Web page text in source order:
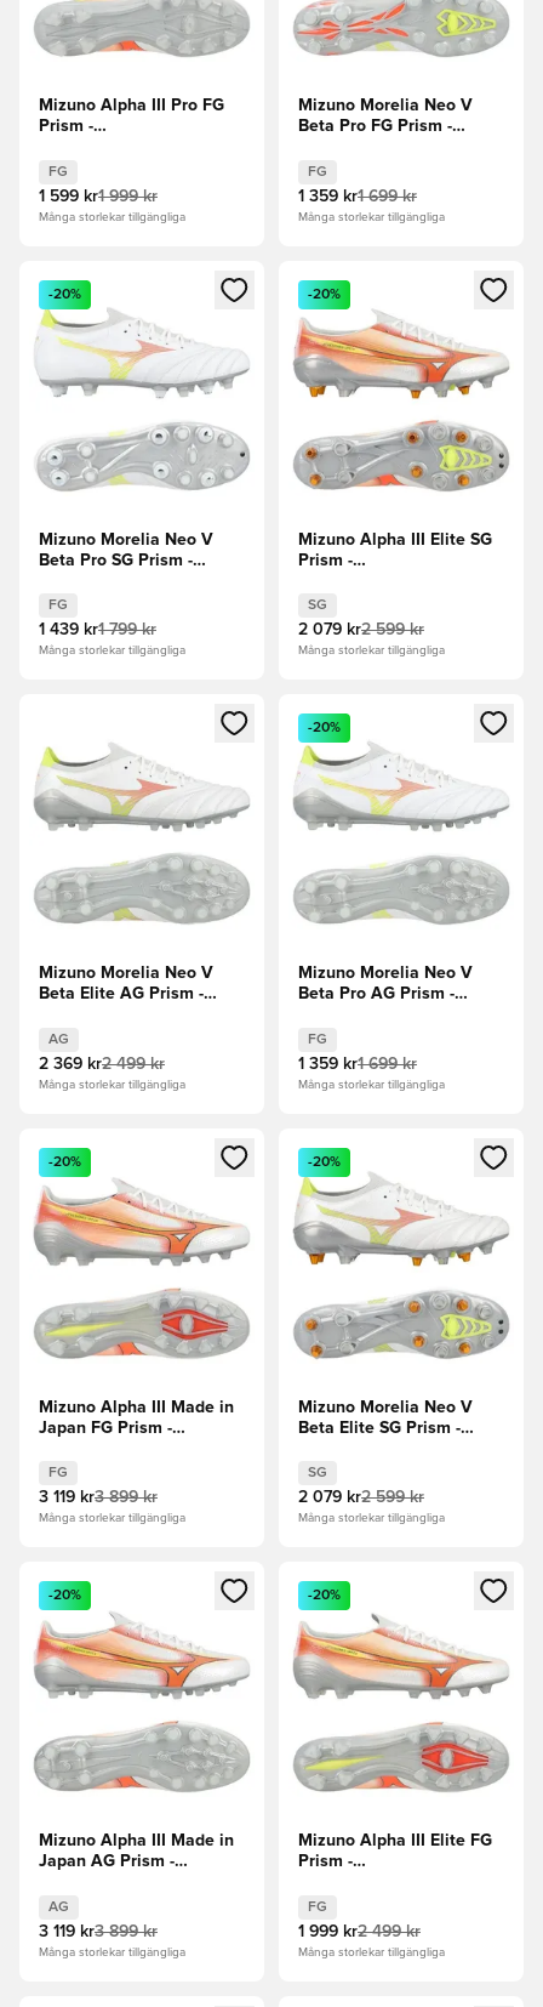
Mizuno Alpha III Pro FG
Prism -
FG
1 599 kr1 999 kr
Många storlekar tillgängliga
Mizuno Morelia Neo V
Beta Pro FG Prism -
FG
1 359 kr1 699 kr
Många storlekar tillgängliga
Öppnar en Modal för att logga in eller registrera dig som
-20%
Mizuno Morelia Neo V
Beta Pro SG Prism -
FG
1 439 kr1 799 kr
Många storlekar tillgängliga
Öppnar en Modal för att
-20%
Mizuno Alpha III Elite SG
Prism -
SG
2 079 kr2 599 kr
Många storlekar tillgängliga
Öppnar en Modal för att logga in eller registrera dig som
Mizuno Morelia Neo V
Beta Elite AG Prism -
AG
2 369 kr2 499 kr
Många storlekar tillgängliga
Öppnar en Modal för att
-20%
Mizuno Morelia Neo V
Beta Pro AG Prism -
FG
1 359 kr1 699 kr
Många storlekar tillgängliga
Öppnar en Modal för att logga in eller registrera dig som
-20%
Mizuno Alpha III Made in
Japan FG Prism -
FG
3 119 kr3 899 kr
Många storlekar tillgängliga
Öppnar en Modal för att
-20%
Mizuno Morelia Neo V
Beta Elite SG Prism -
SG
2 079 kr2 599 kr
Många storlekar tillgängliga
Öppnar en Modal för att logga in eller registrera dig som
-20%
Mizuno Alpha III Made in
Japan AG Prism -
AG
3 119 kr3 899 kr
Många storlekar tillgängliga
Öppnar en Modal för att
-20%
Mizuno Alpha III Elite FG
Prism -
FG
1 999 kr2 499 kr
Många storlekar tillgängliga